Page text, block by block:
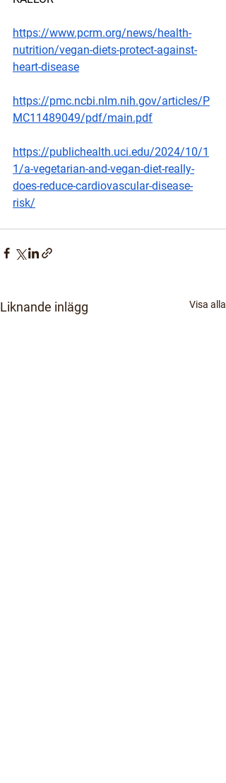
https://www.pcrm.org/news/health-
nutrition/vegan-diets-protect-against-
heart-disease
https://pmc.ncbi.nlm.nih.gov/articles/P
MC11489049/pdf/main.pdf
https://publichealth.uci.edu/2024/10/1
1/a-vegetarian-and-vegan-diet-really-
does-reduce-cardiovascular-disease-
risk/
Liknande inlägg Visa alla